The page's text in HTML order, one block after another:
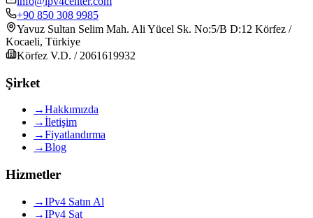
+90 850 308 9985
Yavuz Sultan Selim Mah. Ali Yücel Sk. No:5/B D:12 Körfez /
Kocaeli, Türkiye
Körfez V.D. / 2061619932
Şirket
→Hakkımızda
→İletişim
→Fiyatlandırma
→Blog
Hizmetler
→IPv4 Satın Al
→IPv4 Sat